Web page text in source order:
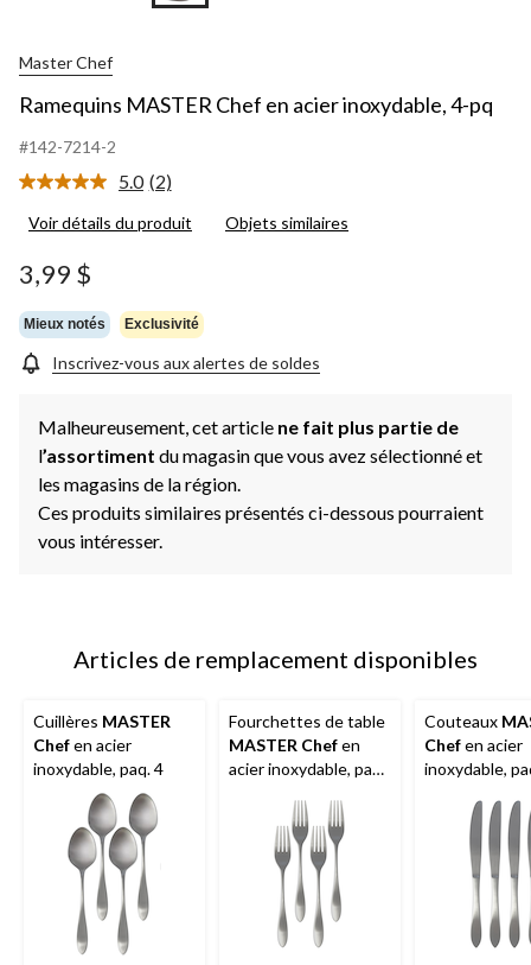
Master Chef
Ramequins MASTER Chef en acier inoxydable, 4-pq
#142-7214-2
5.0 Lire
2
même
page.
(2)
Voir détails du produit Objets similaires
3,99 $
Mieux notés Exclusivité
Inscrivez-vous aux alertes de soldes
Malheureusement, cet article ne fait plus partie de
l’assortiment du magasin que vous avez sélectionné et
les magasins de la région.
Ces produits similaires présentés ci-dessous pourraient
vous intéresser.
Articles de remplacement disponibles
Cuillères MASTER
Chefen acier
inoxydable, paq. 4
Fourchettes de table
MASTER Chefen
acier inoxydable, paq.
Couteaux
Chefen acier
inoxydable,